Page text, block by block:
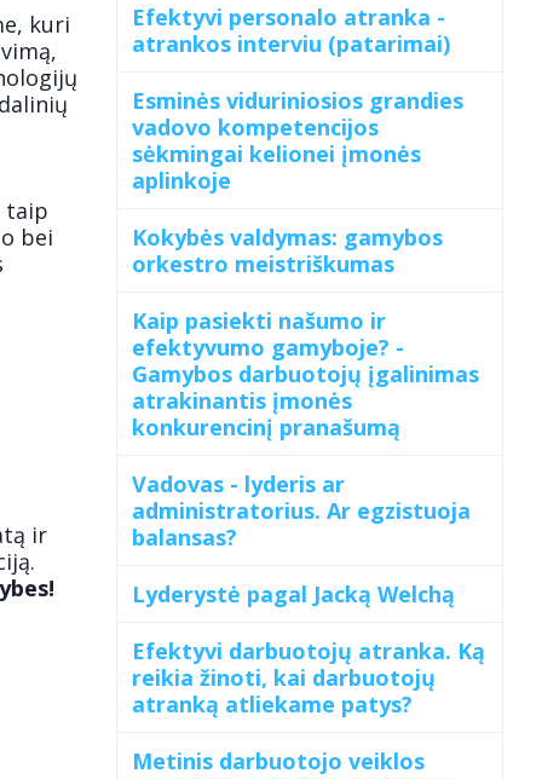
kuri
taip
bei
ir
Efektyvi personalo atranka -
atrankos interviu (patarimai)
Esminės viduriniosios grandies
vadovo kompetencijos
sėkmingai kelionei įmonės
aplinkoje
Kokybės valdymas: gamybos
orkestro meistriškumas
Kaip pasiekti našumo ir
efektyvumo gamyboje? -
Gamybos darbuotojų įgalinimas
atrakinantis įmonės
konkurencinį pranašumą
Vadovas - lyderis ar
administratorius. Ar egzistuoja
balansas?
Lyderystė pagal Jacką Welchą
Efektyvi darbuotojų atranka. Ką
reikia žinoti, kai darbuotojų
atranką atliekame patys?
Metinis darbuotojo veiklos